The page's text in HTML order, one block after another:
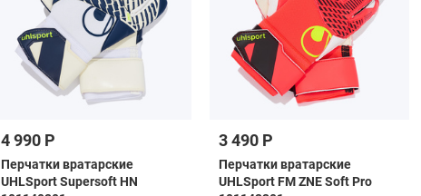
4 990 Р
Перчатки вратарские
UHLSport Supersoft HN
3 490 Р
Перчатки вратарские
UHLSport FM ZNE Soft Pro